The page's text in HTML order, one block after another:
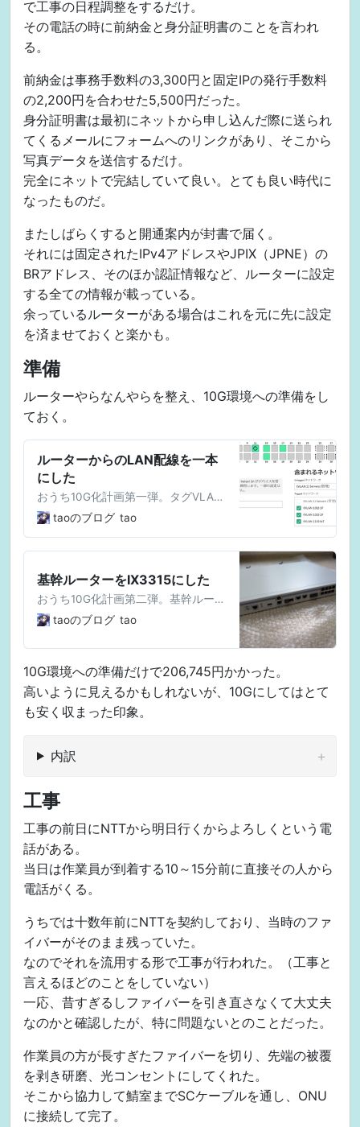
で工事の日程調整をするだけ。
その電話の時に前納金と身分証明書のことを言われ
る。
前納金は事務手数料の3,300円と固定IPの発行手数料
の2,200円を合わせた5,500円だった。
身分証明書は最初にネットから申し込んだ際に送られ
てくるメールにフォームへのリンクがあり、そこから
写真データを送信するだけ。
完全にネットで完結していて良い。とても良い時代に
なったものだ。
またしばらくすると開通案内が封書で届く。
それには固定されたIPv4アドレスやJPIX（JPNE）の
BRアドレス、そのほか認証情報など、ルーターに設定
する全ての情報が載っている。
余っているルーターがある場合はこれを元に先に設定
を済ませておくと楽かも。
準備
ルーターやらなんやらを整え、10G環境への準備をし
ておく。
ルーターからのLAN配線を一本
にした
おうち10G化計画第一弾。タグVLAN
を使ってルーターからの配線を一本
taoのブログ tao
基幹ルーターをIX3315にした
おうち10G化計画第二弾。基幹ルータ
ーを10G対応のIX3315に変更し、
taoのブログ tao
10G環境への準備だけで206,745円かかった。
高いように見えるかもしれないが、10Gにしてはとて
も安く収まった印象。
内訳
工事
工事の前日にNTTから明日行くからよろしくという電
話がある。
当日は作業員が到着する10～15分前に直接その人から
電話がくる。
うちでは十数年前にNTTを契約しており、当時のファ
イバーがそのまま残っていた。
なのでそれを流用する形で工事が行われた。（工事と
言えるほどのことをしていない）
一応、昔すぎるしファイバーを引き直さなくて大丈夫
なのかと確認したが、特に問題ないとのことだった。
作業員の方が長すぎたファイバーを切り、先端の被覆
を剥き研磨、光コンセントにしてくれた。
そこから協力して鯖室までSCケーブルを通し、ONU
に接続して完了。